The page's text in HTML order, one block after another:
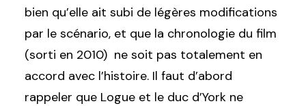
bien qu’elle ait subi de légères modifications
par le scénario, et que la chronologie du film
(sorti en 2010) ne soit pas totalement en
accord avec l’histoire. Il faut d’abord
rappeler que Logue et le duc d’York ne